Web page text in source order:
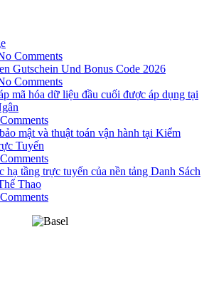
Comments
Gutschein Und Bonus Code 2026
Comments
mã hóa dữ liệu đầu cuối được áp dụng tại
mật và thuật toán vận hành tại Kiểm
Tuyến
hạ tầng trực tuyến của nền tảng Danh Sách
Thao